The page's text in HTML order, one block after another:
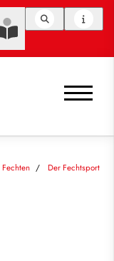
Fechten
Der Fechtsport